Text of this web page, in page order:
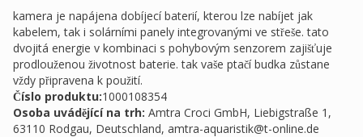
kamera je napájena dobíjecí baterií, kterou lze nabíjet jak
kabelem, tak i solárními panely integrovanými ve střeše. tato
dvojitá energie v kombinaci s pohybovým senzorem zajišťuje
prodlouženou životnost baterie. tak vaše ptačí budka zůstane
vždy připravena k použití.
Číslo produktu:1000108354
Osoba uvádějící na trh: Amtra Croci GmbH, Liebigstraße 1,
63110 Rodgau, Deutschland, amtra-aquaristik@t-online.de